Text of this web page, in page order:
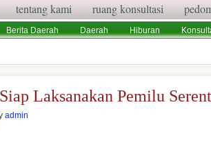
tentang kami ruang konsultasi
Berita Daerah Daerah Hiburan
Laksanakan Pemilu
admin